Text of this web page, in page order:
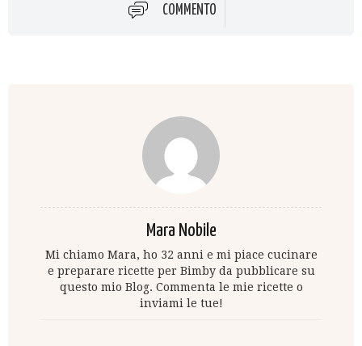
COMMENTO
Mara Nobile
Mi chiamo Mara, ho 32 anni e mi piace cucinare
e preparare ricette per Bimby da pubblicare su
questo mio Blog. Commenta le mie ricette o
inviami le tue!